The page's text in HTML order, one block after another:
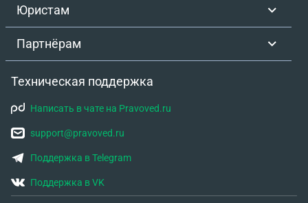
Юристам
Партнёрам
Техническая поддержка
Написать в чате на Pravoved.ru
support@pravoved.ru
Поддержка в Telegram
Поддержка в VK